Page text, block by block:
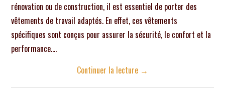
rénovation ou de construction, il est essentiel de porter des
vêtements de travail adaptés. En effet, ces vêtements
spécifiques sont conçus pour assurer la sécurité, le confort et la
performance.…
Continuer la lecture →